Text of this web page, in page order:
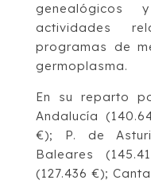
actividades
programas de
germoplasma.
En su reparto
Andalucía
€); P. de
Baleares
(127.436 €);